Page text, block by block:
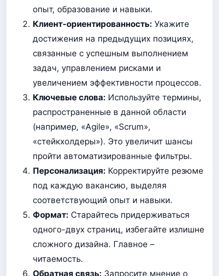
опыт, образование и навыки.
Клиент-ориентированность: Укажите
достижения на предыдущих позициях,
связанные с успешным выполнением
задач, управлением рисками и
увеличением эффективности процессов.
Ключевые слова: Используйте термины,
распространенные в данной области
(например, «Agile», «Scrum»,
«стейкхолдеры»). Это увеличит шансы
пройти автоматизированные фильтры.
Персонализация: Корректируйте резюме
под каждую вакансию, выделяя
соответствующий опыт и навыки.
Формат: Старайтесь придерживаться
одного-двух страниц, избегайте излишне
сложного дизайна. Главное –
читаемость.
Обратная связь: Запросите мнение о